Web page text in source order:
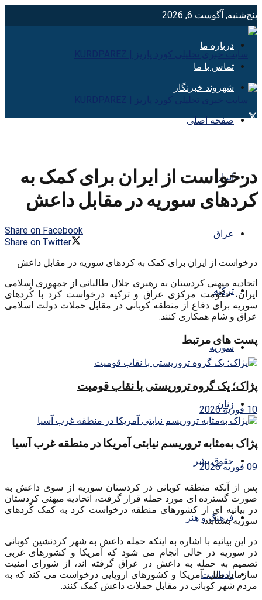
پنج‌شنبه, آگوست 6, 2026
درباره ما
تماس با ما
شهروند خبرنگار
صفحه اصلی
ایران
عراق
ترکیه
سوریه
زنان
حقوق بشر
فرهنگ و هنر
یادداشت
درخواست از ایران برای کمک بە
کردهای سوریە در مقابل داعش
Share on Facebook
Share on Twitter
درخواست از ایران برای کمک بە کردهای سوریە در مقابل داعش
اتحادیه میهنی کردستان بە رهبری جلال طالبانی از جمهوری اسلامی
ایران، حکومت مرکزی عراق و ترکیه درخواست کرد با کُردهای
سوریه برای دفاع از منطقە کوبانی در مقابل حملات دولت اسلامی
عراق و شام همکاری کنند.
پست های مرتبط
پژاک؛ یک گروه تروریستی با نقاب قومیت
10 فوریه 2026
پژاک به‌مثابه تروریسم نیابتی آمریکا در منطقه غرب آسیا
09 فوریه 2026
پس از آنکه منطقە کوبانی در کردستان سوریه از سوی داعش به
صورت گسترده ای مورد حمله قرار گرفت، اتحادیه میهنی کردستان
در بیانیه ای از کشورهای منطقه درخواست کرد به کمک کُردهای
سوریه بشتابند.
در این بیانیه با اشاره به اینکه حمله داعش به شهر کردنشین کوبانی
در سوریه در حالی انجام می شود که آمریکا و کشورهای غربی
تصمیم به حمله بە داعش در عراق گرفته اند، از شورای امنیت
سازمان ملل، آمریکا و کشورهای اروپایی درخواست می کند که به
مردم شهر کوبانی در مقابل حملات داعش کمک کنند.